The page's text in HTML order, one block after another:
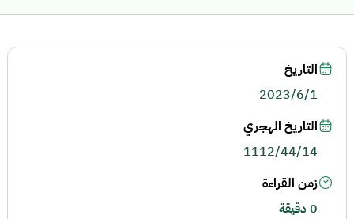
التاريخ
2023/6/1
التاريخ الهجري
1112/44/14
زمن القراءة
0 دقيقة